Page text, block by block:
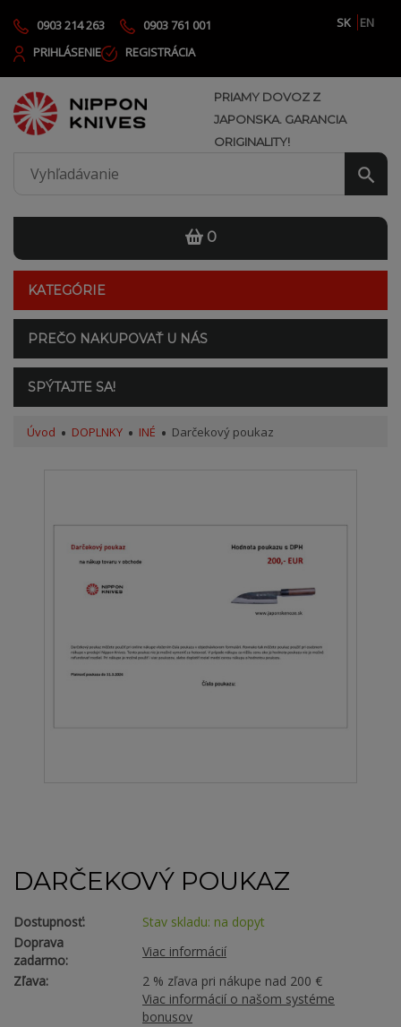
0903 214 263 0903 761 001 SK
EN
PRIHLÁSENIE
REGISTRÁCIA
PRIAMY DOVOZ Z
JAPONSKA. GARANCIA
ORIGINALITY!
0
KATEGÓRIE
PREČO NAKUPOVAŤ U NÁS
SPÝTAJTE SA!
Úvod DOPLNKY INÉ Darčekový poukaz
DARČEKOVÝ POUKAZ
Dostupnosť:
Stav skladu: na dopyt
Doprava
zadarmo:
Viac informácií
Zľava:
2 % zľava pri nákupe nad 200 €
Viac informácií o našom systéme
bonusov